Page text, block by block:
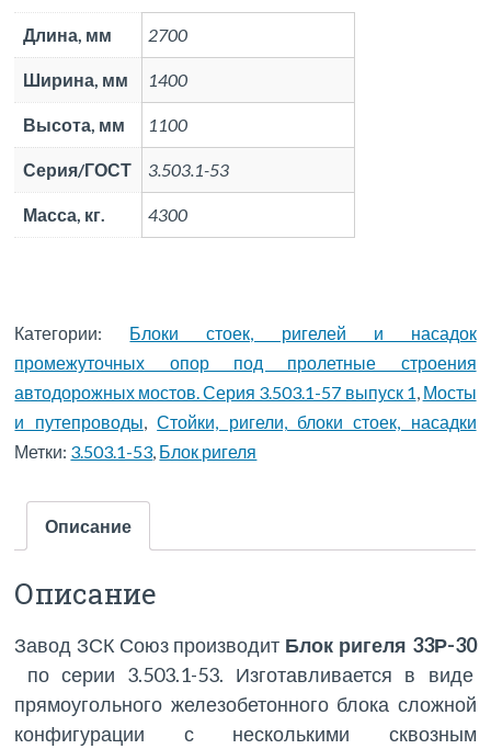
Длина, мм 2700
Ширина, мм 1400
Высота, мм 1100
Серия/ГОСТ 3.503.1-53
Масса, кг. 4300
Категории: Блоки стоек, ригелей и насадок
промежуточных опор под пролетные строения
автодорожных мостов. Серия 3.503.1-57 выпуск 1 Мосты
и путепроводы ,Стойки, ригели, блоки стоек, насадки
Метки: 3.503.1-53 Блок ригеля
Описание
Описание
Завод ЗСК Союз производит Блок ригеля 33Р-30
по серии 3.503.1-53. Изготавливается в виде
прямоугольного железобетонного блока сложной
конфигурации с несколькими сквозным